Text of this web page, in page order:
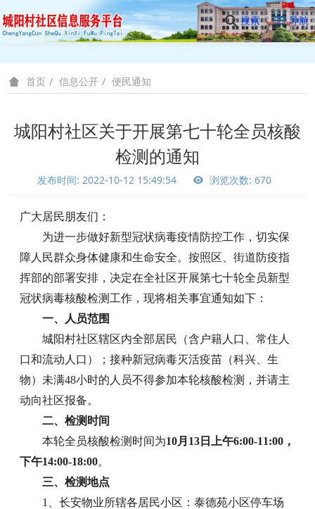
搜索 导航
首页 信息公开 便民通知
城阳村社区关于开展第七十轮全员核酸
检测的通知
发布时间: 2022-10-12 15:49:54 浏览次数: 670
广大居民朋友们：
为进一步做好新型冠状病毒疫情防控工作，切实保
障人民群众身体健康和生命安全。按照区、街道防疫指
挥部的部署安排，决定在全社区开展第七十轮全员新型
冠状病毒核酸检测工作，现将相关事宜通知如下：
一、人员范围
城阳村社区辖区内全部居民（含户籍人口、常住人
口和流动人口）；接种新冠病毒灭活疫苗（科兴、生
物）未满48小时的人员不得参加本轮核酸检测，并请主
动向社区报备。
二、检测时间
本轮全员核酸检测时间为10月13日上午6:00-11:00，
下午14:00-18:00。
三、检测地点
1、长安物业所辖各居民小区：泰德苑小区停车场